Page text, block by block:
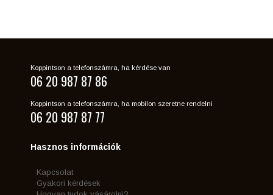
Koppintson a telefonszámra, ha kérdése van
06 20 987 87 86
Koppintson a telefonszámra, ha mobilon szeretne rendelni
06 20 987 87 77
Hasznos információk
Kapcsolat
Gyakori kérdések